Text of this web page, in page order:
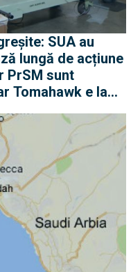
SUA au
lungă de acțiune
PrSM sunt
Tomahawk e la